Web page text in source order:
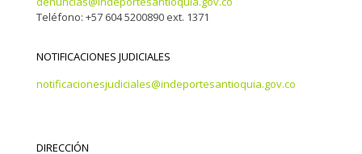
Teléfono: +57 604 5200890 ext. 1371
NOTIFICACIONES JUDICIALES
notificacionesjudiciales@indeportesantioquia.gov.co
DIRECCIÓN